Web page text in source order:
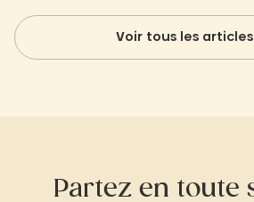
Voir tous les articles
Partez en toute